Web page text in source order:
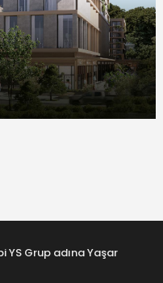
YS Grup adına Yaşar